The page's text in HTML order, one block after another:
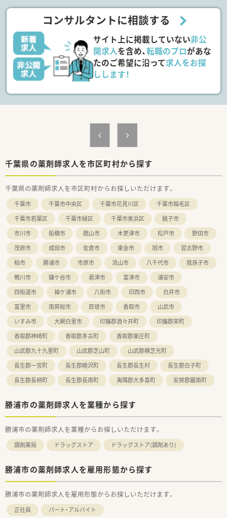
■会社の利益に繋がる事をした社員には、会長よりインセンティ
ブが支給される事がございます。
＜働き方＞
■店舗に人員を固定せず、流動的に入れ替えるシステムを導入し
ているため、仕事の仕方や人間関係が偏らず、円滑に業務が進み
ます。休みの調整もしやすいです。多数の社員との交流の機会が
■正社員は『専門職』と『総合職』での採用
・専門職…ご自宅より通勤できる範囲で配属
縛られず、働けることも魅力です。（総合職は社宅もございま
■育休復帰率100％！お子様がいらっしゃる社員にとっても働き
やすい環境が整っています。
コンサルタントに相談する
サイト上に掲載していない非公
開求人を含め、転職のプロがあな
たのご希望に沿って求人をお探
しします！
千葉県の薬剤師求人を市区町村から探す
千葉県の薬剤師求人を市区町村からお探しいただけます。
千葉市 千葉市中央区 千葉市花見川区
千葉市稲毛区
千葉市若葉区
千葉市緑区 千葉市美浜区
銚子市
市川市
船橋市 館山市 木更津市 松戸市
野田市
茂原市
成田市 佐倉市 東金市 旭市
習志野市
柏市
勝浦市 市原市 流山市 八千代市
我孫子市
鴨川市
鎌ケ谷市 君津市 富津市
浦安市
四街道市
袖ケ浦市 八街市 印西市
白井市
富里市
南房総市 匝瑳市 香取市
山武市
いすみ市
大網白里市 印旛郡酒々井町
印旛郡栄町
香取郡神崎町
香取郡多古町
香取郡東庄町
山武郡九十九里町
山武郡芝山町
山武郡横芝光町
長生郡一宮町
長生郡睦沢町 長生郡長生村
長生郡白子町
長生郡長柄町
長生郡長南町 夷隅郡大多喜町 安房郡鋸南町
勝浦市の薬剤師求人を業種から探す
勝浦市の薬剤師求人を業種からお探しいただけます。
調剤薬局 ドラッグストア ドラッグストア(調剤あり)
勝浦市の薬剤師求人を雇用形態から探す
勝浦市の薬剤師求人を雇用形態からお探しいただけます。
正社員 パート・アルバイト